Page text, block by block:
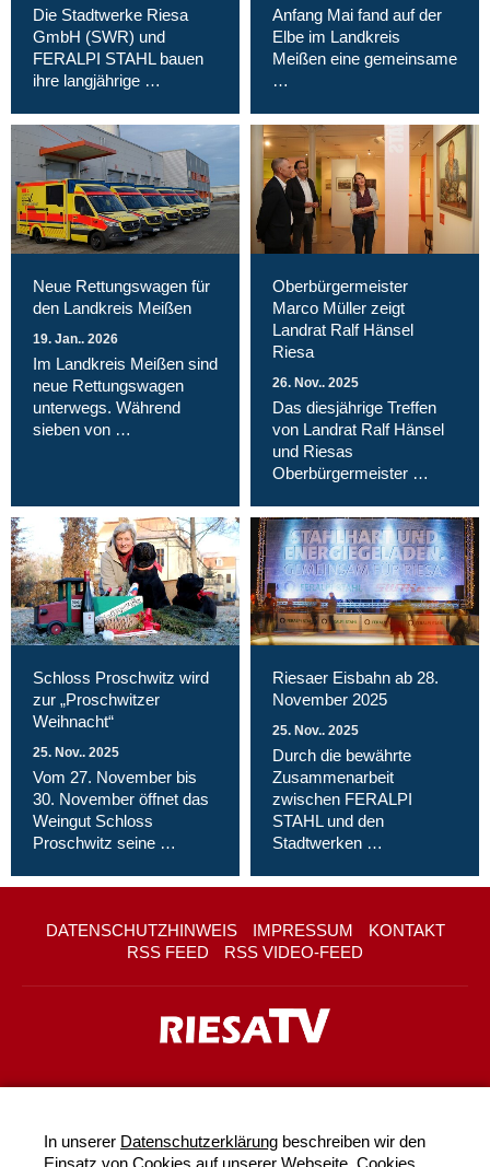
Die Stadtwerke Riesa
GmbH (SWR) und
FERALPI STAHL bauen
ihre langjährige …
Anfang Mai fand auf der
Elbe im Landkreis
Meißen eine gemeinsame
…
Neue Rettungswagen für
den Landkreis Meißen
19. Jan.. 2026
Im Landkreis Meißen sind
neue Rettungswagen
unterwegs. Während
sieben von …
Oberbürgermeister
Marco Müller zeigt
Landrat Ralf Hänsel
Riesa
26. Nov.. 2025
Das diesjährige Treffen
von Landrat Ralf Hänsel
und Riesas
Oberbürgermeister …
Schloss Proschwitz wird
zur „Proschwitzer
Weihnacht“
25. Nov.. 2025
Vom 27. November bis
30. November öffnet das
Weingut Schloss
Proschwitz seine …
Riesaer Eisbahn ab 28.
November 2025
25. Nov.. 2025
Durch die bewährte
Zusammenarbeit
zwischen FERALPI
STAHL und den
Stadtwerken …
DATENSCHUTZHINWEIS IMPRESSUM
KONTAKT
RSS FEED
RSS VIDEO-FEED
In unserer Datenschutzerklärung beschreiben wir den
Einsatz von Cookies auf unserer Webseite. Cookies